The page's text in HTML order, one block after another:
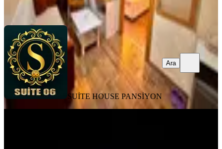
SUİTE HOUSE PANSİYON
Ara